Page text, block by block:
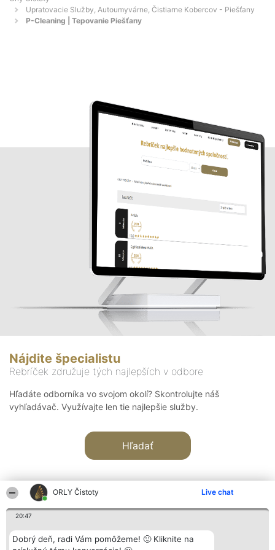
ORLY Čistoty Live chat
20:47
Dobrý deň, radi Vám pomôžeme! 🙂 Kliknite na
Upratovacie Služby, Autoumyvárne, Čistiarne Kobercov - Piešťany
P-Cleaning | Tepovanie Piešťany
Nájdite špecialistu
Rebríček združuje tých najlepších v odbore
Hľadáte odborníka vo svojom okolí? Skontrolujte náš
vyhľadávač. Využívajte len tie najlepšie služby.
Hľadať
Organizátor hodnotenia
Bright Side Solutions sp. z o.
Hodnotenie
Laureáti
Kontakt
Kontakt